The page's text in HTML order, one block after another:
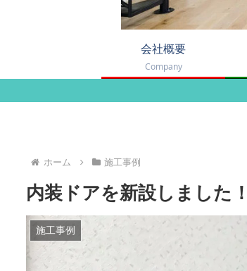
会社概要
Company
ホーム 施工事例
内装ドアを新設しました！
施工事例